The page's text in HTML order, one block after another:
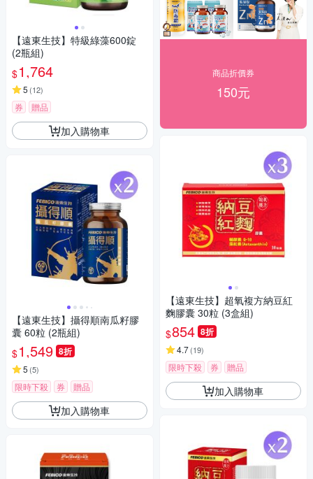
【遠東生技】特級綠藻600錠
(2瓶組)
$1,764
5 (12)
券 贈品
加入購物車
【遠東生技】攝得順南瓜籽膠
囊 60粒 (2瓶組)
$1,549 8折
5 (5)
限時下殺 券 贈品
加入購物車
商品折價券
150元
【遠東生技】超氧複方納豆紅
麴膠囊 30粒 (3盒組)
$854 8折
4.7(19)
限時下殺 券 贈品
加入購物車